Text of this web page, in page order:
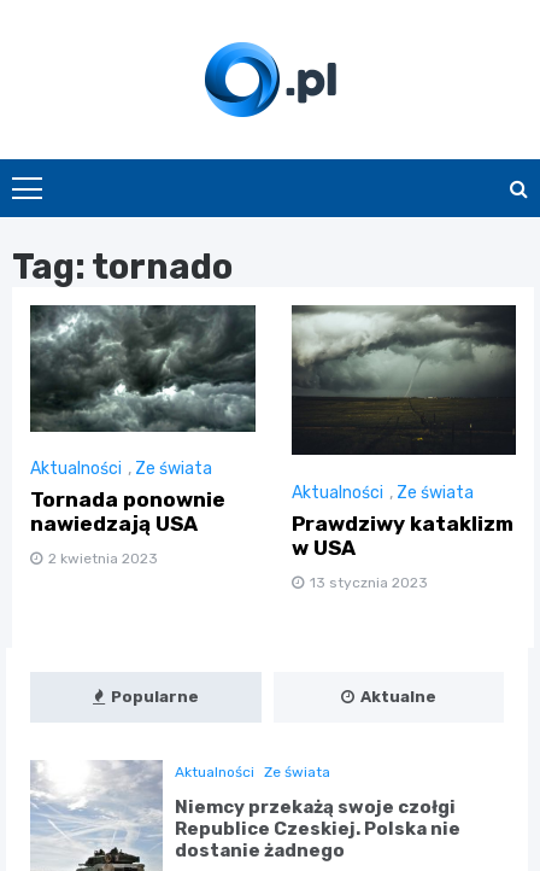
O.pl
Tag: tornado
Aktualności , Ze świata
Tornada ponownie
nawiedzają USA
2 kwietnia 2023
Aktualności , Ze świata
Prawdziwy kataklizm
w USA
13 stycznia 2023
Popularne Aktualne
Aktualności Ze świata
Niemcy przekażą swoje czołgi
Republice Czeskiej. Polska nie
dostanie żadnego